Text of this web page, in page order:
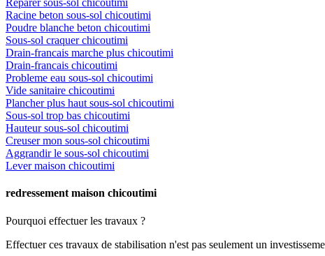
Reparer sous-sol chicoutimi
Racine beton sous-sol chicoutimi
Poudre blanche beton chicoutimi
Sous-sol craquer chicoutimi
Drain-francais marche plus chicoutimi
Drain-francais chicoutimi
Probleme eau sous-sol chicoutimi
Vide sanitaire chicoutimi
Plancher plus haut sous-sol chicoutimi
Sous-sol trop bas chicoutimi
Hauteur sous-sol chicoutimi
Creuser mon sous-sol chicoutimi
Aggrandir le sous-sol chicoutimi
Lever maison chicoutimi
redressement maison chicoutimi
Pourquoi effectuer les travaux ?
Effectuer ces travaux de stabilisation n'est pas seulement un